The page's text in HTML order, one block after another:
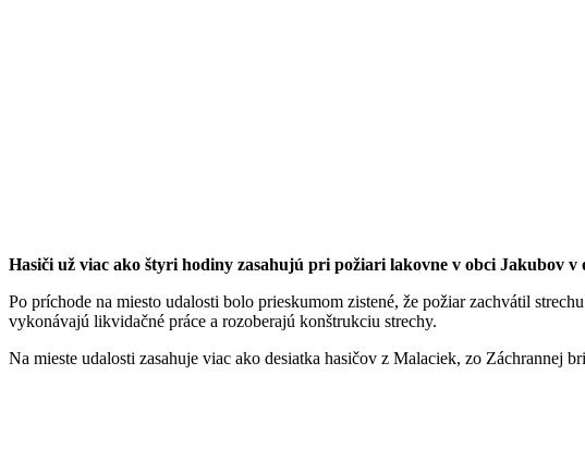
Hasiči už viac ako štyri hodiny zasahujú pri požiari lakovne v obci Jakubov v
Po príchode na miesto udalosti bolo prieskumom zistené, že požiar zachvátil
vykonávajú likvidačné práce a rozoberajú konštrukciu strechy.
Na mieste udalosti zasahuje viac ako desiatka hasičov z Malaciek, zo Záchrannej